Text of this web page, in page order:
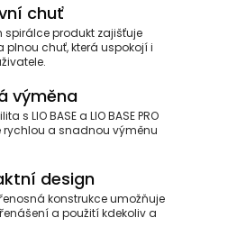
chuť
spirálce produkt zajišťuje
plnou chuť, která uspokojí i
výměna
s LIO BASE a LIO BASE PRO
rychlou a snadnou výměnu
design
konstrukce umožňuje
a použití kdekoliv a